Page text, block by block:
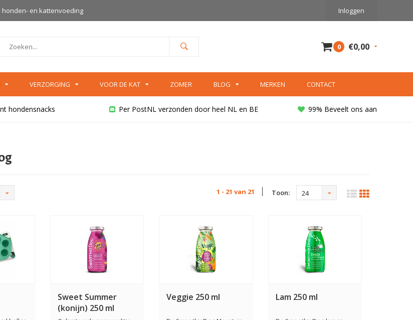
en kattenvoeding Inloggen
0 €0,00
VERZORGING VOOR DE KAT ZOMER BLOG MERKEN CONTACT
hondensnacks Per PostNL verzonden door heel NL en BE 99% Beveelt ons aan
1 - 21 van 21 Toon: 24
Sweet Summer
(konijn) 250 ml
Veggie 250 ml Lam 250 ml